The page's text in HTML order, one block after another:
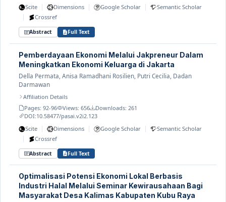
Scite | Dimensions | Google Scholar | Semantic Scholar
| Crossref
Abstract Full Text
Pemberdayaan Ekonomi Melalui Jakpreneur Dalam
Meningkatkan Ekonomi Keluarga di Jakarta
Della Permata, Anisa Ramadhani Rosilien, Putri Cecilia, Dadan
Darmawan
Affiliation Details
Pages: 92-96
Views: 656
Downloads: 261
DOI:10.58477/pasai.v2i2.123
Scite | Dimensions | Google Scholar | Semantic Scholar
| Crossref
Abstract Full Text
Optimalisasi Potensi Ekonomi Lokal Berbasis
Industri Halal Melalui Seminar Kewirausahaan Bagi
Masyarakat Desa Kalimas Kabupaten Kubu Raya